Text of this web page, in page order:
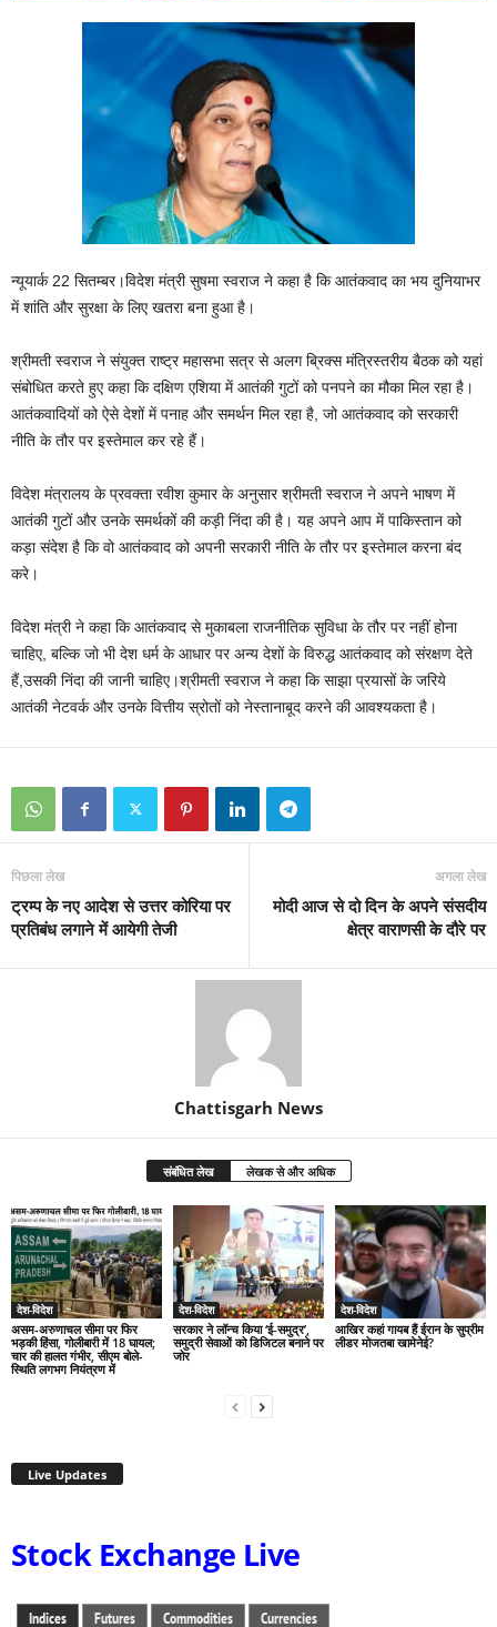
न्यूयार्क 22 सितम्बर।विदेश मंत्री सुषमा स्वराज ने कहा है कि आतंकवाद का भय दुनियाभर
में शांति और सुरक्षा के लिए खतरा बना हुआ है।
श्रीमती स्वराज ने संयुक्त राष्ट्र महासभा सत्र से अलग ब्रिक्स मंत्रिस्तरीय बैठक को यहां
संबोधित करते हुए कहा कि दक्षिण एशिया में आतंकी गुटों को पनपने का मौका मिल रहा है।
आतंकवादियों को ऐसे देशों में पनाह और समर्थन मिल रहा है, जो आतंकवाद को सरकारी
नीति के तौर पर इस्तेमाल कर रहे हैं।
विदेश मंत्रालय के प्रवक्ता रवीश कुमार के अनुसार श्रीमती स्वराज ने अपने भाषण में
आतंकी गुटों और उनके समर्थकों की कड़ी निंदा की है। यह अपने आप में पाकिस्तान को
कड़ा संदेश है कि वो आतंकवाद को अपनी सरकारी नीति के तौर पर इस्तेमाल करना बंद
करे।
विदेश मंत्री ने कहा कि आतंकवाद से मुकाबला राजनीतिक सुविधा के तौर पर नहीं होना
चाहिए, बल्कि जो भी देश धर्म के आधार पर अन्य देशों के विरुद्ध आतंकवाद को संरक्षण देते
हैं,उसकी निंदा की जानी चाहिए।श्रीमती स्वराज ने कहा कि साझा प्रयासों के जरिये
आतंकी नेटवर्क और उनके वित्तीय स्रोतों को नेस्तानाबूद करने की आवश्यकता है।
पिछला लेख
ट्रम्प के नए आदेश से उत्तर कोरिया पर
प्रतिबंध लगाने में आयेगी तेजी
अगला लेख
मोदी आज से दो दिन के अपने संसदीय
क्षेत्र वाराणसी के दौरे पर
Chattisgarh News
संबंधित लेख लेखक से और अधिक
देश-विदेश
असम-अरुणाचल सीमा पर फिर
भड़की हिंसा, गोलीबारी में 18 घायल;
चार की हालत गंभीर, सीएम बोले-
स्थिति लगभग नियंत्रण में
देश-विदेश
सरकार ने लॉन्च किया ‘ई-समुद्र’,
समुद्री सेवाओं को डिजिटल बनाने पर
जोर
देश-विदेश
आखिर कहां गायब हैं ईरान के सुप्रीम
लीडर मोजतबा खामेनेई?
Live Updates
Stock Exchange Live